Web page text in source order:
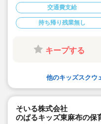
じっくり見てい
★経験浅やブラン
★時間固定で働き
★フリー担当で気
★あたたかい環
交通費支給
持ち帰り残業無し
キープする
他のキッズスクウ
そいる株式会社
のぱるキッズ東麻布の保